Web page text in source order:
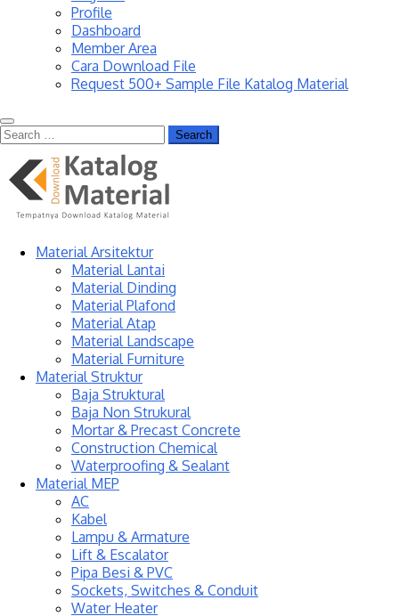
Profile
Dashboard
Member Area
Cara Download File
Request 500+ Sample File Katalog Material
Material Arsitektur
Material Lantai
Material Dinding
Material Plafond
Material Atap
Material Landscape
Material Furniture
Material Struktur
Baja Struktural
Baja Non Strukural
Mortar & Precast Concrete
Construction Chemical
Waterproofing & Sealant
Material MEP
AC
Kabel
Lampu & Armature
Lift & Escalator
Pipa Besi & PVC
Sockets, Switches & Conduit
Water Heater